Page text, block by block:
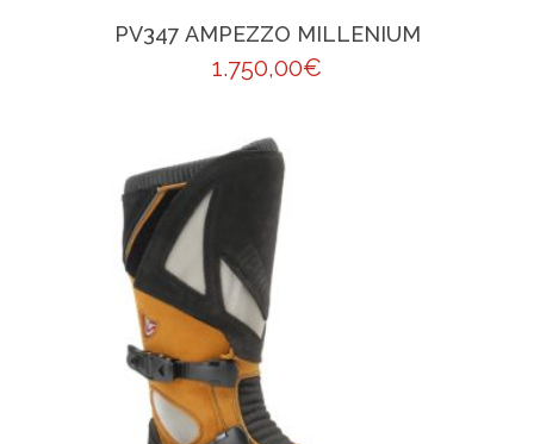
PV347 AMPEZZO MILLENIUM
1.750,00€